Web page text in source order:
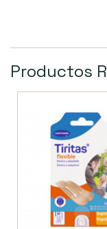
Productos